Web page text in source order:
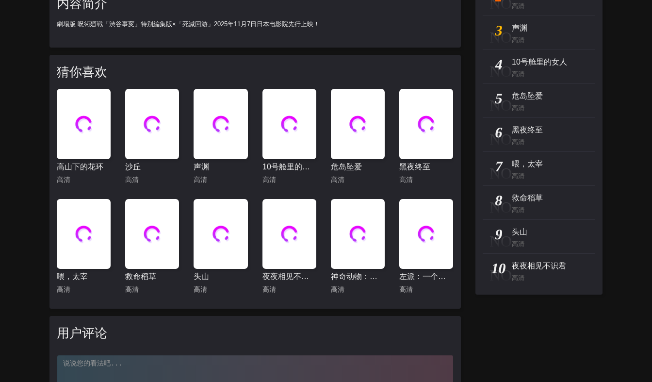
内容简介
劇場版 呪術廻戦「渋谷事変」特别編集版×「死滅回游」2025年11月7日日本电影院先行上映！
猜你喜欢
高山下的花环
高清
沙丘
高清
声渊
高清
10号舱里的女人
高清
危岛坠爱
高清
黑夜终至
高清
喂，太宰
高清
救命稻草
高清
头山
高清
夜夜相见不识君
高清
神奇动物：邓布利多之谜
高清
左派：一个平凡的故事
高清
用户评论
高清
NO
3 声渊
高清
NO
4 10号舱里的女人
高清
NO
5 危岛坠爱
高清
NO
6 黑夜终至
高清
NO
7 喂，太宰
高清
NO
8 救命稻草
高清
NO
9 头山
高清
NO
10 夜夜相见不识君
高清